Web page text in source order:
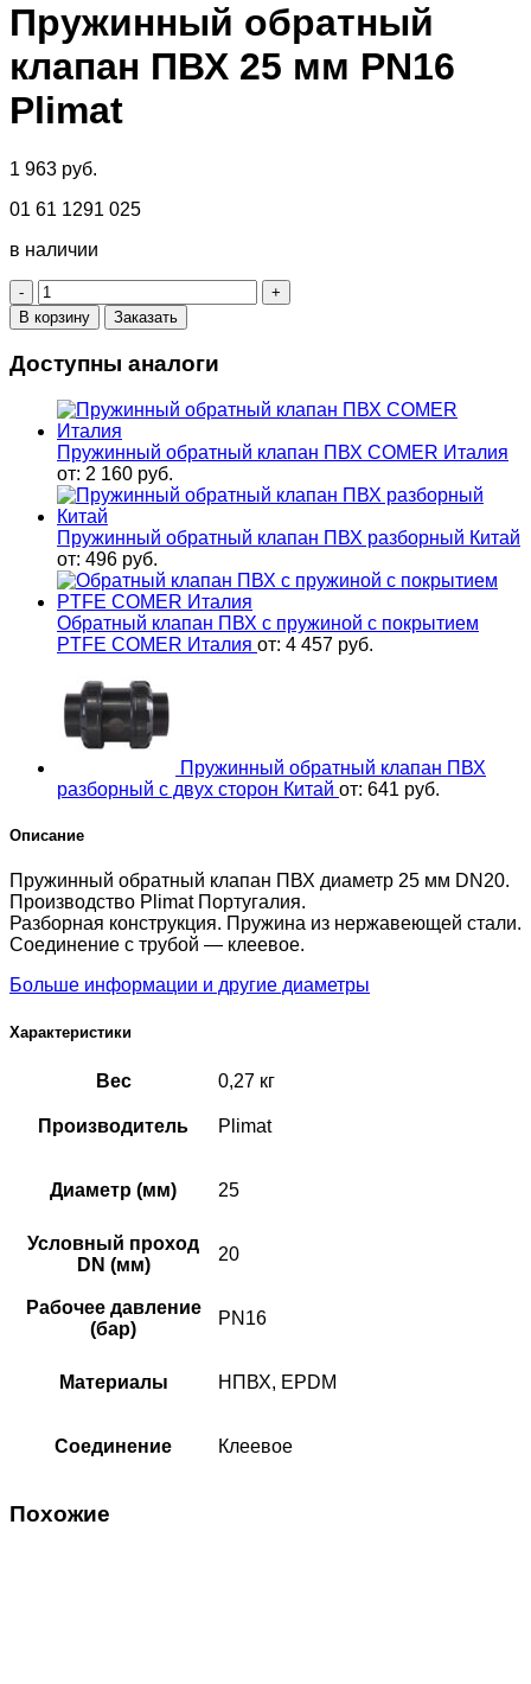
Пружинный обратный
клапан ПВХ 25 мм PN16
Plimat
1 963 руб.
01 61 1291 025
в наличии
Количество
товара
Пружинный
клапан
ПВХ
25
мм
PN16
Plimat
В корзину Заказать
Доступны аналоги
Пружинный обратный клапан ПВХ COMER Италия
от: 2 160 руб.
Пружинный обратный клапан ПВХ разборный Китай
от: 496 руб.
Обратный клапан ПВХ с пружиной с покрытием
PTFE COMER Италия от: 4 457 руб.
Пружинный обратный клапан ПВХ
разборный с двух сторон Китай от: 641 руб.
Описание
Пружинный обратный клапан ПВХ диаметр 25 мм DN20.
Производство Plimat Португалия.
Разборная конструкция. Пружина из нержавеющей стали.
Соединение с трубой — клеевое.
Больше информации и другие диаметры
Характеристики
Вес 0,27 кг
Производитель Plimat
Диаметр (мм) 25
Условный проход
DN (мм)
20
Рабочее давление
(бар)
PN16
Материалы НПВХ, EPDM
Соединение Клеевое
Похожие